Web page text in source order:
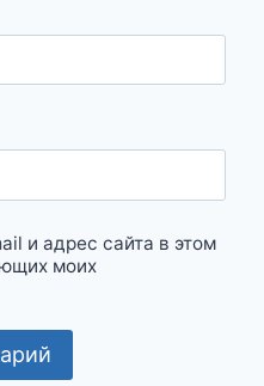
и адрес сайта в этом
моих